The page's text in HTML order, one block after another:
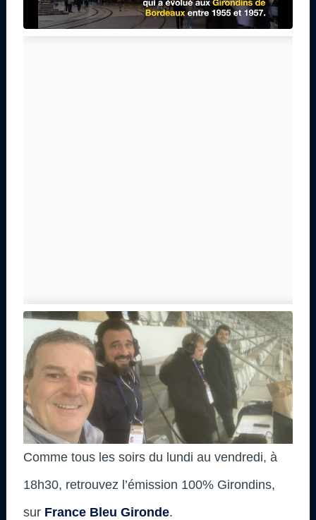
Comme tous les soirs du lundi au vendredi, à
18h30, retrouvez l’émission 100% Girondins,
sur France Bleu Gironde.